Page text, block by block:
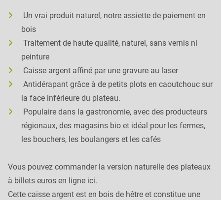
Un vrai produit naturel, notre assiette de paiement en
bois
Traitement de haute qualité, naturel, sans vernis ni
peinture
Caisse argent affiné par une gravure au laser
Antidérapant grâce à de petits plots en caoutchouc sur
la face inférieure du plateau.
Populaire dans la gastronomie, avec des producteurs
régionaux, des magasins bio et idéal pour les fermes,
les bouchers, les boulangers et les cafés
Vous pouvez commander la version naturelle des plateaux
à billets euros en ligne ici.
Cette caisse argent est en bois de hêtre et constitue une